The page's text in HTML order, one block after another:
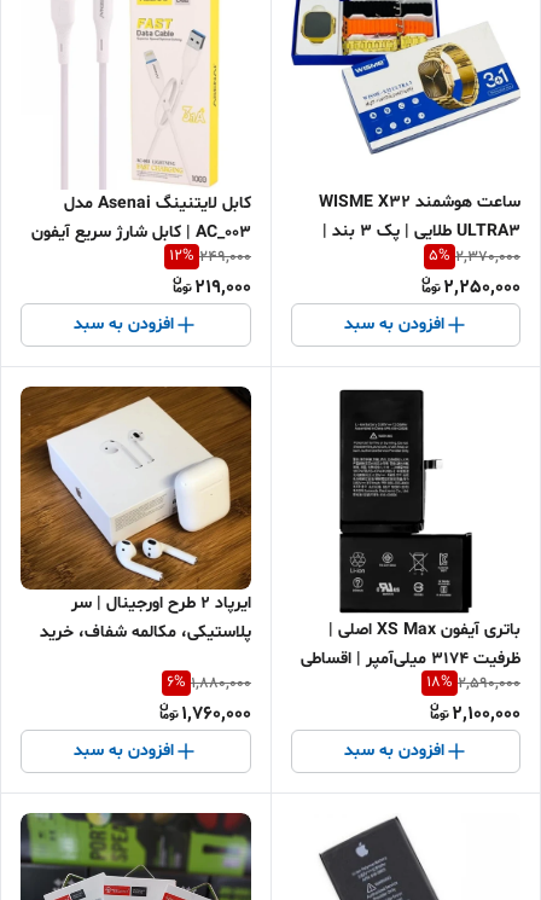
ساعت هوشمند WISME X32
ULTRA3 طلایی | پک ۳ بند |
طرح اپل واچ اولترا | تماس و
سنسور حرکتی | فروش اقساطی
2,370,000
5%
2,250,000
افزودن به سبد
کابل لایتنینگ Asenai مدل
AC_003 | کابل شارژ سریع آیفون
3.1A | انتقال دیتا | اقساطی و
ارسال سریع
249,000
12%
219,000
افزودن به سبد
باتری آیفون XS Max اصلی |
ظرفیت 3174 میلی‌آمپر | اقساطی
+ ارسال سریع
2,590,000
18%
2,100,000
افزودن به سبد
ایرپاد 2 طرح اورجینال | سر
پلاستیکی، مکالمه شفاف، خرید
1,880,000
6%
1,760,000
افزودن به سبد